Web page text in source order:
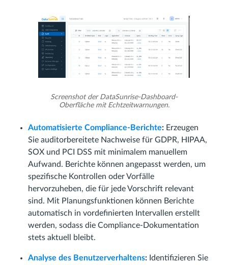
Screenshot der DataSunrise-Dashboard-
Oberfläche mit Echtzeitwarnungen.
Automatisierte Compliance-Berichte: Erzeugen
Sie auditorbereitete Nachweise für GDPR, HIPAA,
SOX und PCI DSS mit minimalem manuellem
Aufwand. Berichte können angepasst werden, um
spezifische Kontrollen oder Vorfälle
hervorzuheben, die für jede Vorschrift relevant
sind. Mit Planungsfunktionen können Berichte
automatisch in vordefinierten Intervallen erstellt
werden, sodass die Compliance-Dokumentation
stets aktuell bleibt.
Analyse des Benutzerverhaltens: Identifizieren Sie